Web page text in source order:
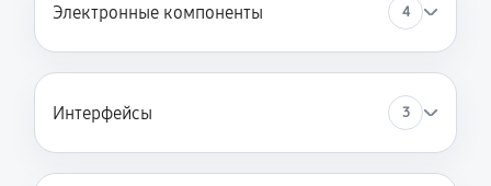
Электронные компоненты 4
Интерфейсы 3